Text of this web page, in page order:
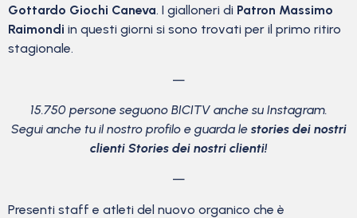
Gottardo Giochi Caneva. I gialloneri di Patron Massimo
Raimondi in questi giorni si sono trovati per il primo ritiro
stagionale.
—
15.750 persone seguono BICITV anche su Instagram.
Segui anche tu il nostro profilo e guarda le stories dei nostri
clienti Stories dei nostri clienti!
—
Presenti staff e atleti del nuovo organico che è